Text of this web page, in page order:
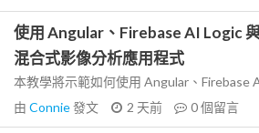
使用 Angular、Firebase AI Logic
混合式影像分析應用程式
本教學將示範如何使用 Angular、Firebase
由 Connie發文 2 天前 0個留言